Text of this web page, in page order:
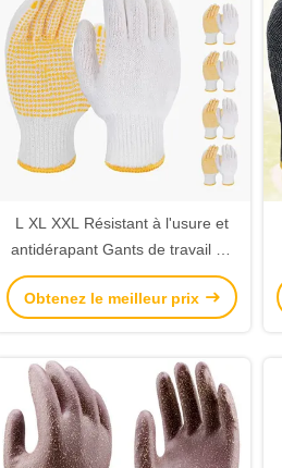
L XL XXL Résistant à l'usure et
antidérapant Gants de travail de
sécurité légers Gants de main de
coton
Obtenez le meilleur prix